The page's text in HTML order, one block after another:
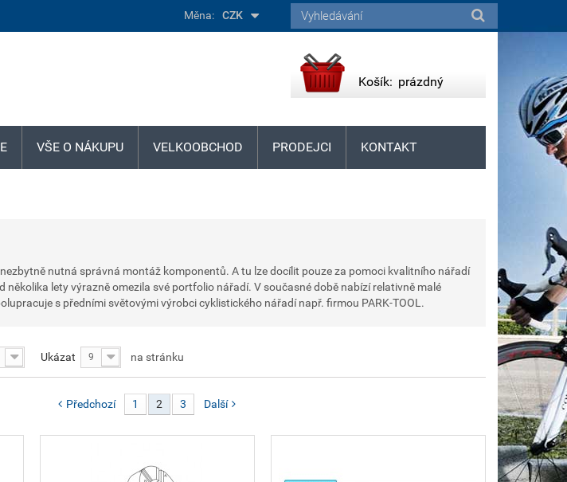
nutná správná montáž komponentů. A tu lze docílit pouze za pomoci kvalitního nářadí
několika lety výrazně omezila své portfolio nářadí. V současné době nabízí relativně malé
s předními světovými výrobci cyklistického nářadí např. firmou PARK-TOOL.
Ukázat 9 na stránku
Předchozí 1 2 3 Další
Měna: CZK
Košík: prázdný
VŠE O NÁKUPU VELKOOBCHOD PRODEJCI KONTAKT